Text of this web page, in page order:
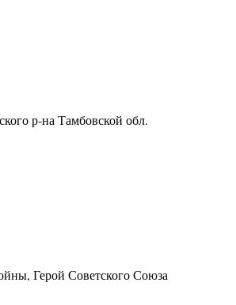
р-на Тамбовской обл.
Герой Советского Союза